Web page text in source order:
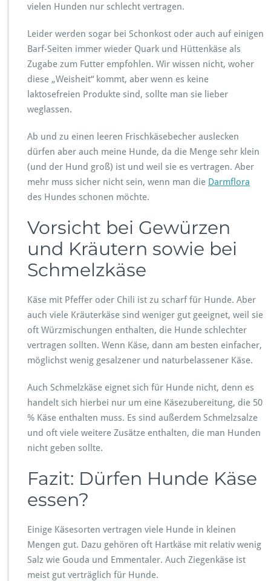
vielen Hunden nur schlecht vertragen.
Leider werden sogar bei Schonkost oder auch auf einigen
Barf-Seiten immer wieder Quark und Hüttenkäse als
Zugabe zum Futter empfohlen. Wir wissen nicht, woher
diese „Weisheit“ kommt, aber wenn es keine
laktosefreien Produkte sind, sollte man sie lieber
weglassen.
Ab und zu einen leeren Frischkäsebecher auslecken
dürfen aber auch meine Hunde, da die Menge sehr klein
(und der Hund groß) ist und weil sie es vertragen. Aber
mehr muss sicher nicht sein, wenn man die Darmflora
des Hundes schonen möchte.
Vorsicht bei Gewürzen
und Kräutern sowie bei
Schmelzkäse
Käse mit Pfeffer oder Chili ist zu scharf für Hunde. Aber
auch viele Kräuterkäse sind weniger gut geeignet, weil sie
oft Würzmischungen enthalten, die Hunde schlechter
vertragen sollten. Wenn Käse, dann am besten einfacher,
möglichst wenig gesalzener und naturbelassener Käse.
Auch Schmelzkäse eignet sich für Hunde nicht, denn es
handelt sich hierbei nur um eine Käsezubereitung, die 50
% Käse enthalten muss. Es sind außerdem Schmelzsalze
und oft viele weitere Zusätze enthalten, die man Hunden
nicht geben sollte.
Fazit: Dürfen Hunde Käse
essen?
Einige Käsesorten vertragen viele Hunde in kleinen
Mengen gut. Dazu gehören oft Hartkäse mit relativ wenig
Salz wie Gouda und Emmentaler. Auch Ziegenkäse ist
meist gut verträglich für Hunde.